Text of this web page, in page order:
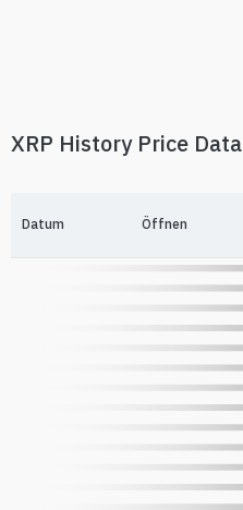
XRP History Price Data
Datum Öffnen